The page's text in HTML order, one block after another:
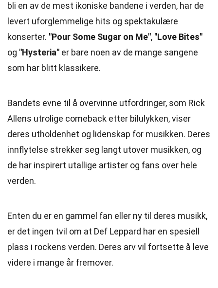
bli en av de mest ikoniske bandene i verden, har de
levert uforglemmelige hits og spektakulære
konserter. "Pour Some Sugar on Me", "Love Bites"
og "Hysteria" er bare noen av de mange sangene
som har blitt klassikere.
Bandets evne til å overvinne utfordringer, som Rick
Allens utrolige comeback etter bilulykken, viser
deres utholdenhet og lidenskap for musikken. Deres
innflytelse strekker seg langt utover musikken, og
de har inspirert utallige artister og fans over hele
verden.
Enten du er en gammel fan eller ny til deres musikk,
er det ingen tvil om at Def Leppard har en spesiell
plass i rockens verden. Deres arv vil fortsette å leve
videre i mange år fremover.